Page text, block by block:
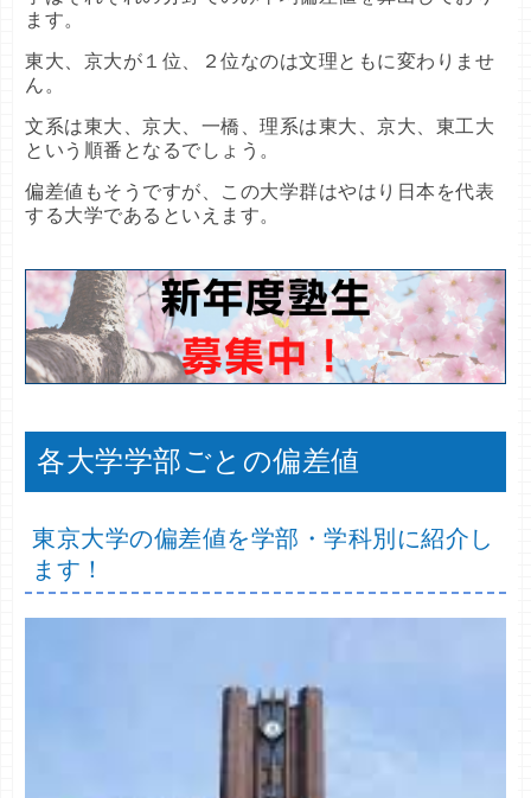
ます。
東大、京大が１位、２位なのは文理ともに変わりませ
ん。
文系は東大、京大、一橋、理系は東大、京大、東工大
という順番となるでしょう。
偏差値もそうですが、この大学群はやはり日本を代表
する大学であるといえます。
各大学学部ごとの偏差値
東京大学の偏差値を学部・学科別に紹介し
ます！